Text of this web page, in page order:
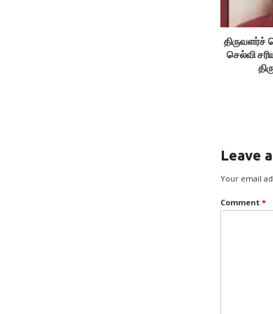
திருவளர்ச்
செல்வி
Leave
Your email
Comment *